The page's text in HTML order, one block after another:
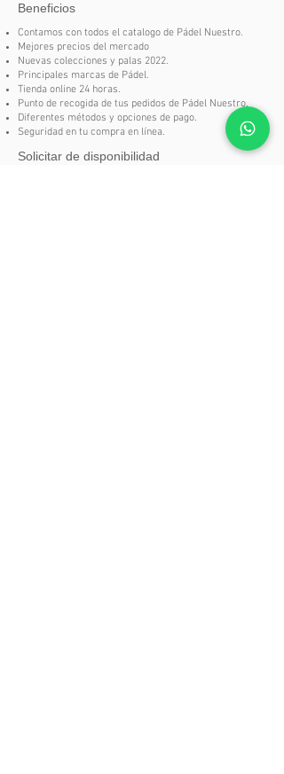
Nivel de Juego Avanzado /
Competición
Acabado Brillo, Relieve 3d
Forma Híbrida
Superfície Rugosa
Tipo de Juego Polivalente
Colección Jugadores Carlos Daniel
Jugador Hombre
Beneficios
Contamos con todos el catalogo de Pádel Nuestro.
Mejores precios del mercado
Nuevas colecciones y palas 2022.
Principales marcas de Pádel.
Tienda online 24 horas.
Punto de recogida de tus pedidos de Pádel Nuestro.
Diferentes métodos y opciones de pago.
Seguridad en tu compra en línea.
Solicitar de disponibilidad